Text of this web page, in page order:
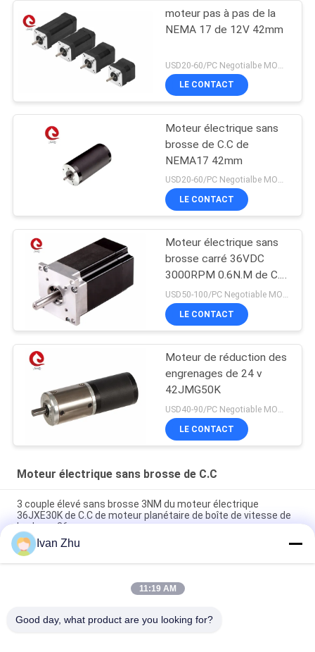
moteur pas à pas de la
NEMA 17 de 12V 42mm
LE CONTACT
Moteur électrique sans
brosse de C.C de
NEMA17 42mm
USD20-60/PC Negotialbe MOQ:5PCS
LE CONTACT
Moteur électrique sans
brosse carré 36VDC
3000RPM 0.6N.M de C.C
de NEMA23 57mm
USD50-100/PC Negotiable MOQ:5PCS
LE CONTACT
Moteur de réduction des
engrenages de 24 v
42JMG50K
LE CONTACT
Moteur électrique sans brosse de C.C
3 couple élevé sans brosse 3NM du moteur électrique
36JXE30K de C.C de moteur planétaire de boîte de vitesse de
la phase 36mm
Moteur d'engrenage planétaire de 3.0N.M 33mm 24V BLDC
pour la bicyclette électrique de voiture de bateau
boîte de vitesse planétaire 20Nm de C.C de 24V 42BLS100 en
Ivan Zhu
11:19 AM
Good day, what product are you looking for?